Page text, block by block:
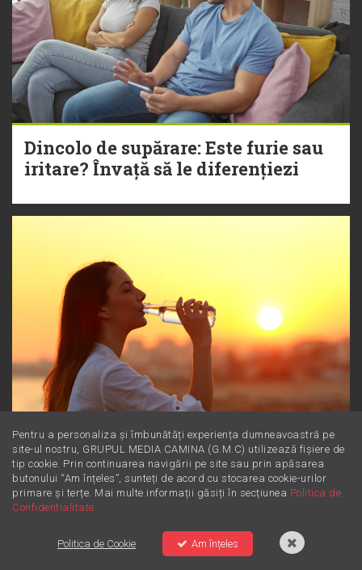
Dincolo de supărare: Este furie sau
iritare? Învață să le diferențiezi
Magneziul: Minerala minune
pentru starea ta de bine
Reţeaua ZU
Contact
Pentru a personaliza și îmbunătăți experiența dumneavoastră pe
site-ul nostru, GRUPUL MEDIA CAMINA (G.M.C) utilizează fișiere de
tip cookie. Prin continuarea navigării pe site sau prin apăsarea
butonului “Am înțeles”, sunteți de acord cu stocarea cookie-urilor
primare și terțe. Mai multe informații găsiți în secțiunea Politica de
Confidentialitate
Politica de Cookie Am înțeles